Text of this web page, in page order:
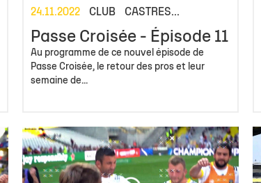
24.11.2022 CLUB CASTRES...
Passe Croisée - Épisode 11
Au programme de ce nouvel épisode de
Passe Croisée, le retour des pros et leur
semaine de...